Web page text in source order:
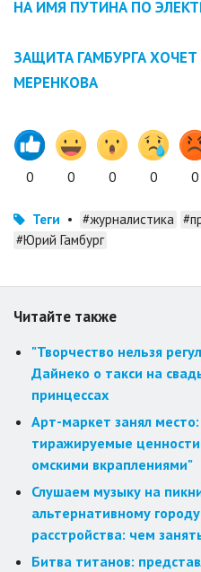
НА ИМЯ ПУТИНА ПО
ЗАЩИТА ГАМБУРГА
МЕРЕНКОВА
0 0 0 0 0
Теги • #журналистика
#Юрий Гамбург
Читайте также
"Творчество нельзя
Дайнеко о такси на
принцессах
Арт-маркет занял
тиражируемые
омскими вкраплениями"
Слушаем музыку на
альтернативному
расстройства: чем
Битва титанов: